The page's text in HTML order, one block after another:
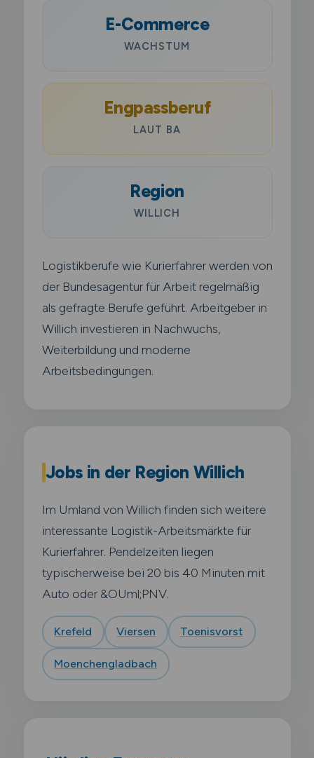
E-Commerce
WACHSTUM
Engpassberuf
LAUT BA
Region
WILLICH
Logistikberufe wie Kurierfahrer werden von
der Bundesagentur für Arbeit regelmäßig
als gefragte Berufe geführt. Arbeitgeber in
Willich investieren in Nachwuchs,
Weiterbildung und moderne
Arbeitsbedingungen.
Jobs in der Region Willich
Im Umland von Willich finden sich weitere
interessante Logistik-Arbeitsmärkte für
Kurierfahrer. Pendelzeiten liegen
typischerweise bei 20 bis 40 Minuten mit
Auto oder &OUml;PNV.
Krefeld Viersen Toenisvorst
Moenchengladbach